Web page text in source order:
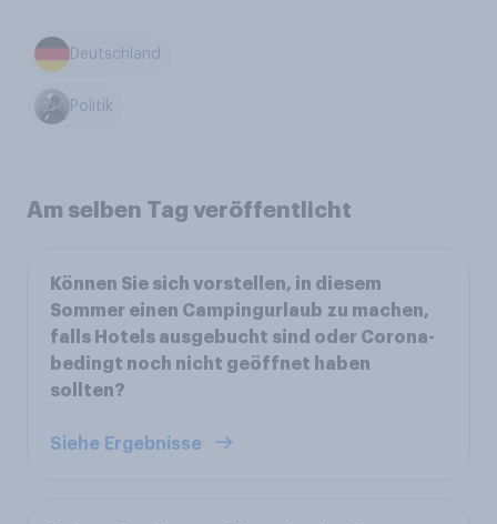
Deutschland
Politik
Am selben Tag veröffentlicht
Können Sie sich vorstellen, in diesem
Sommer einen Campingurlaub zu machen,
falls Hotels ausgebucht sind oder Corona-
bedingt noch nicht geöffnet haben
sollten?
Siehe Ergebnisse